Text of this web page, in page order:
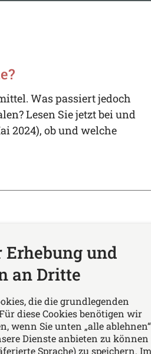
Was passiert jedoch
Lesen Sie jetzt bei und
2024), ob und welche
Netzwerk
und
an Dritte
die die grundlegenden
diese Cookies benötigen wir
wenn Sie unten „alle ablehnen“
Dienste anbieten zu können
Sprache) zu speichern. Im